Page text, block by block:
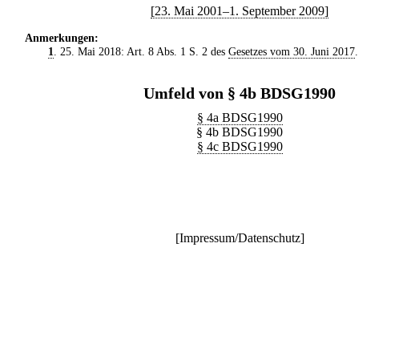
[23. Mai 2001–1. September 2009]
Anmerkungen:
1
. 25. Mai 2018: Art. 8 Abs. 1 S. 2 des Gesetzes vom 30. Juni 2017.
Umfeld von § 4b BDSG1990
§ 4a BDSG1990
§ 4b BDSG1990
§ 4c BDSG1990
[Impressum/Datenschutz]